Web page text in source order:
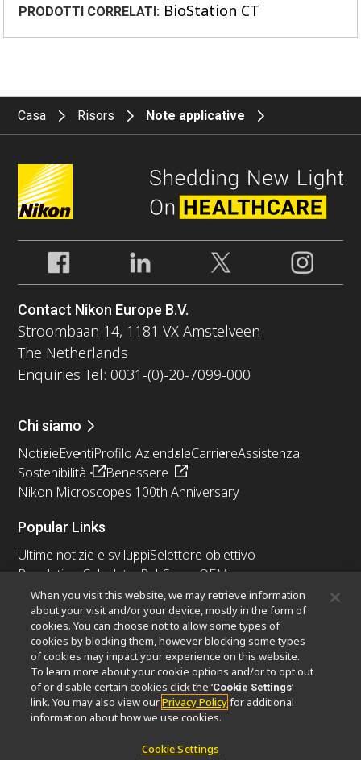
PRODOTTI CORRELATI: BioStation CT
Casa Risors Note applicative
Contact Nikon Europe B.V.
Stroombaan 14, 1181 VX Amstelveen
The Netherlands
Enquiries Tel: 0031-(0)-20-7099-000
Chi siamo
NotizieEventiProfilo AziendaleCarriereAssistenza
Sostenibilità
Benessere
Nikon Microscopes 100th Anniversary
Popular Links
Ultime notizie e sviluppiSelettore obiettivo
Resolution Calculator PubScope OEM
Nikon Small World
MicroscopyU
Altri prodotti Nikon
Prodotti di imaging
Microscopia industriale e metrologia
Sistemi di litografia a semiconduttore
Sistemi di litografia a FPD
When you visit this website, we may retrieve information
about your visit and/or your device, mostly in the form of
cookies. You can choose not to allow some types of
cookies by blocking them, however blocking some types
of cookies may impact your experience on this website.
To learn more about your cookie options and/or to opt out
of or disable certain cookies click the ‘Cookie Settings’
link. You may also view ourPrivacy Policyfor additional
information about how we use cookies.
Cookie Settings